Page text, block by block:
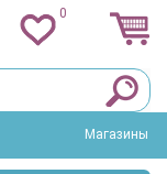
0
Магазины